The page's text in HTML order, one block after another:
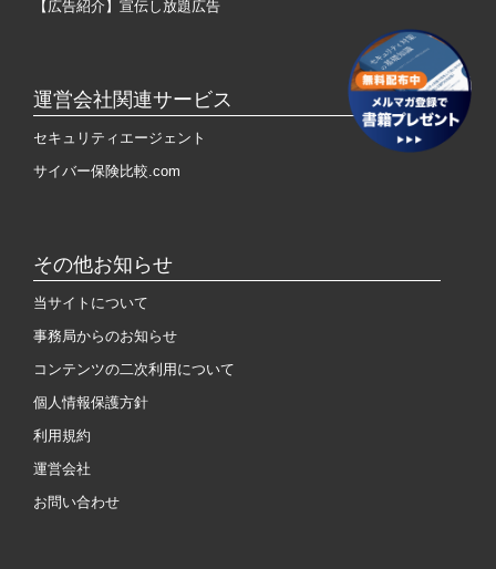
【広告紹介】宣伝し放題広告
運営会社関連サービス
セキュリティエージェント
サイバー保険比較.com
その他お知らせ
当サイトについて
事務局からのお知らせ
コンテンツの二次利用について
個人情報保護方針
利用規約
運営会社
お問い合わせ